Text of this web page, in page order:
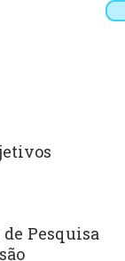
de Pesquisa